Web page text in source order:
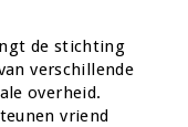
de stichting
verschillende
overheid.
vriend